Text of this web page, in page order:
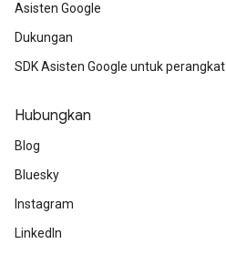
Asisten Google
Dukungan
SDK Asisten Google untuk perangkat
Hubungkan
Blog
Bluesky
Instagram
LinkedIn